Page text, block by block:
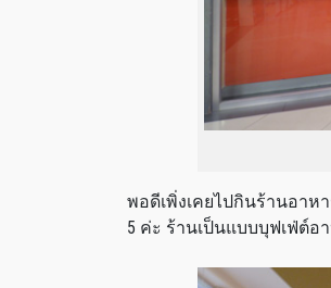
พอดีเพิ่งเคยไปกินร้านอาห
5 ค่ะ ร้านเป็นแบบบุฟเฟ่ต์